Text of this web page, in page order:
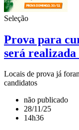
Seleção
Prova para
será
Locais de prova já
candidatos
não publicado
28/11/25
14h36